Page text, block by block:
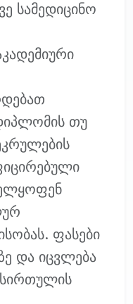
სამედიცინო
თუ
ფასები
და იცვლება
სირთულის